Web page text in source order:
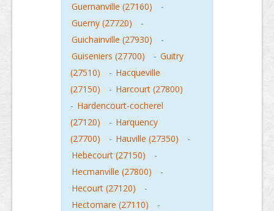
Guernanville (27160)
-
Guerny (27720)
-
Guichainville (27930)
-
Guiseniers (27700)
- Guitry
(27510)
- Hacqueville
(27150)
- Harcourt (27800)
- Hardencourt-cocherel
(27120)
- Harquency
(27700)
- Hauville (27350)
-
Hebecourt (27150)
-
Hecmanville (27800)
-
Hecourt (27120)
-
Hectomare (27110)
-